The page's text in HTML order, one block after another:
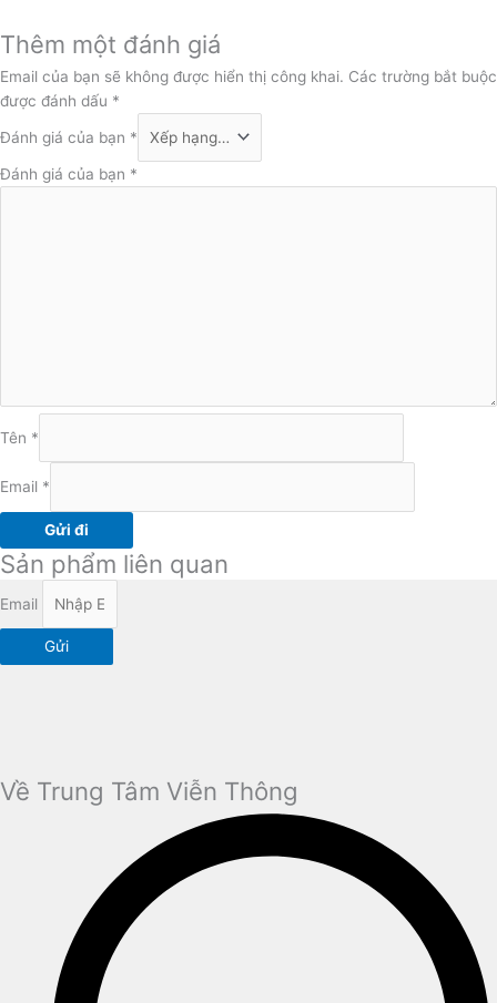
Thêm một đánh giá
Email của bạn sẽ không được hiển thị công khai. Các trường bắt buộc
được đánh dấu *
Đánh giá của bạn *
Đánh giá của bạn *
Tên *
Email *
Sản phẩm liên quan
Email
Gửi
Về Trung Tâm Viễn Thông